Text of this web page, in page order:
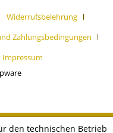
Widerrufsbelehrung
Zahlungsbedingungen
Impressum
den technischen Betrieb